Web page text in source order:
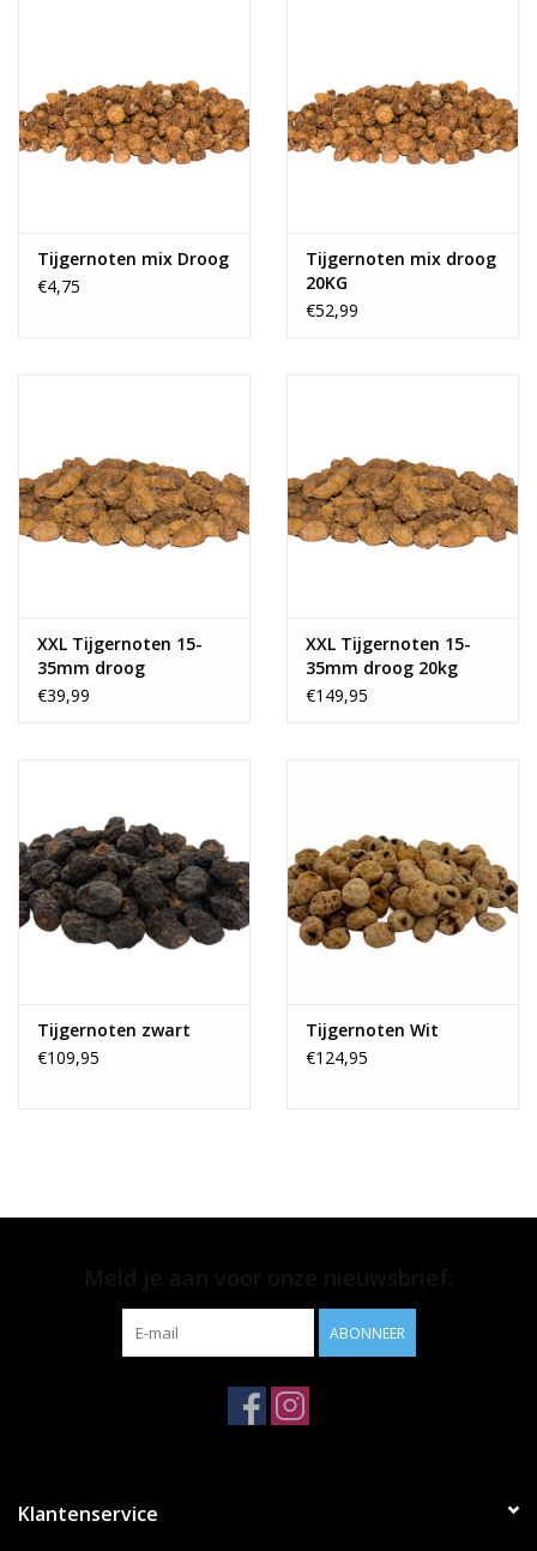
Tijgernoten mix Droog
€4,75
Tijgernoten mix droog
20KG
€52,99
XXL Tijgernoten 15-
35mm droog
€39,99
XXL Tijgernoten 15-
35mm droog 20kg
€149,95
Tijgernoten zwart
€109,95
Tijgernoten Wit
€124,95
ABONNEER
Klantenservice